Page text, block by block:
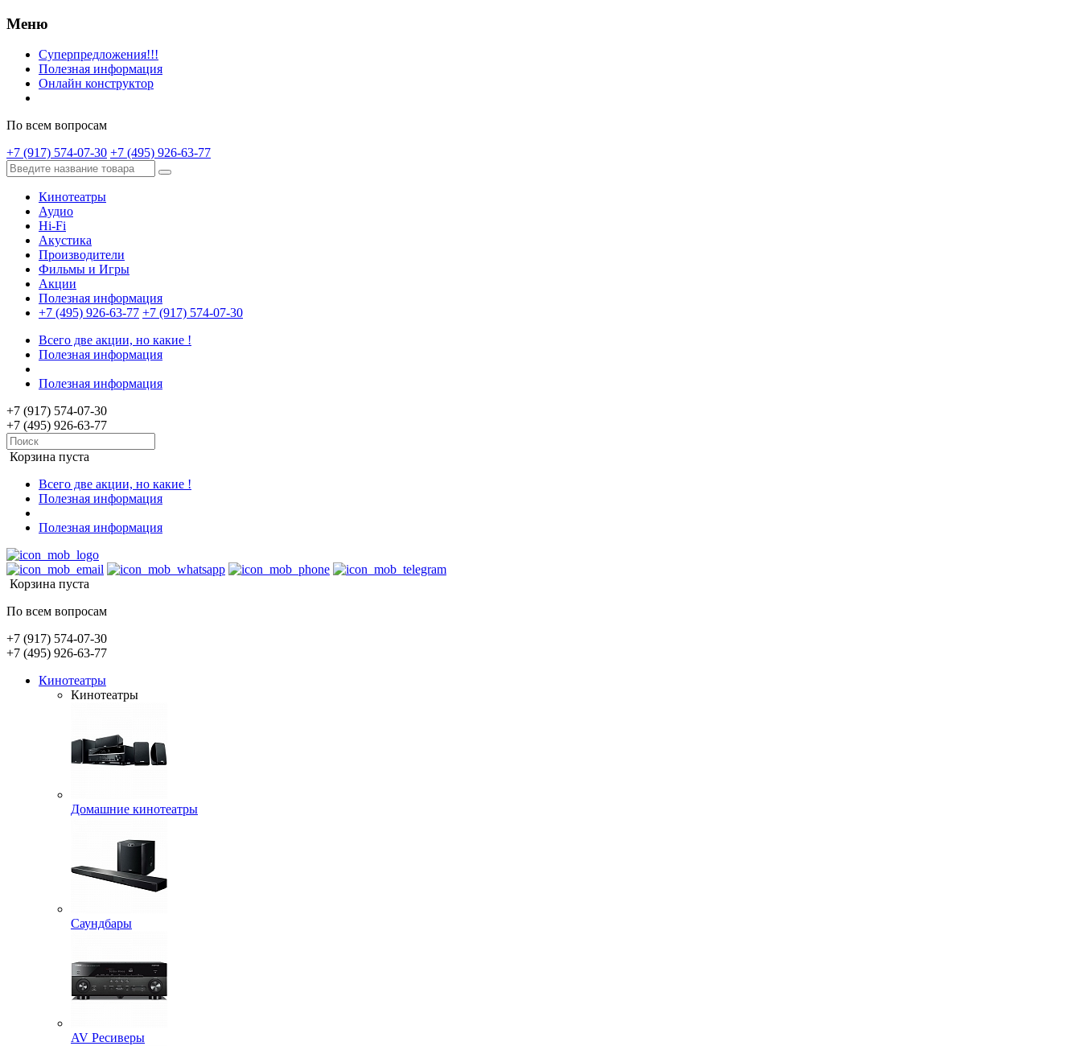
Меню
Суперпредложения!!!
Полезная информация
Онлайн конструктор
По всем вопросам
+7 (917) 574-07-30 +7 (495) 926-63-77
Кинотеатры
Аудио
Hi-Fi
Акустика
Производители
Фильмы и Игры
Акции
Полезная информация
+7 (495) 926-63-77 +7 (917) 574-07-30
Всего две акции, но какие !
Полезная информация
Полезная информация
+7 (917) 574-07-30
+7 (495) 926-63-77
Корзина пуста
Всего две акции, но какие !
Полезная информация
Полезная информация
Корзина пуста
По всем вопросам
+7 (917) 574-07-30
+7 (495) 926-63-77
Кинотеатры
Кинотеатры
Домашние кинотеатры
Саундбары
AV Ресиверы